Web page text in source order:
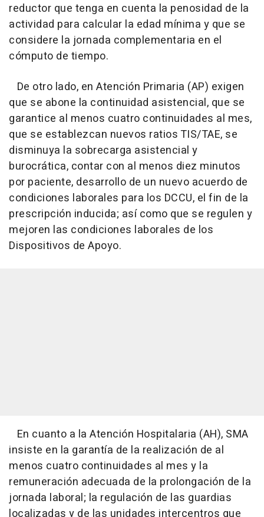
reductor que tenga en cuenta la penosidad de la
actividad para calcular la edad mínima y que se
considere la jornada complementaria en el
cómputo de tiempo.
De otro lado, en Atención Primaria (AP) exigen
que se abone la continuidad asistencial, que se
garantice al menos cuatro continuidades al mes,
que se establezcan nuevos ratios TIS/TAE, se
disminuya la sobrecarga asistencial y
burocrática, contar con al menos diez minutos
por paciente, desarrollo de un nuevo acuerdo de
condiciones laborales para los DCCU, el fin de la
prescripción inducida; así como que se regulen y
mejoren las condiciones laborales de los
Dispositivos de Apoyo.
En cuanto a la Atención Hospitalaria (AH), SMA
insiste en la garantía de la realización de al
menos cuatro continuidades al mes y la
remuneración adecuada de la prolongación de la
jornada laboral; la regulación de las guardias
localizadas y de las unidades intercentros que